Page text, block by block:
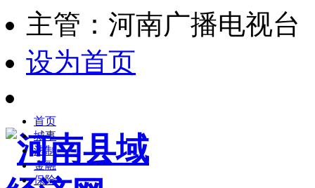
主管：河南广播电视
设为首页
首页
城事
法制
金融
保险